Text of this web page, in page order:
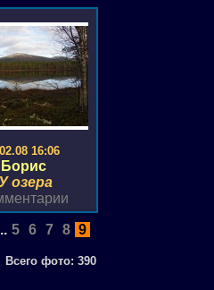
16:06
Борис
озера
5 6 7 8 9
фото: 390